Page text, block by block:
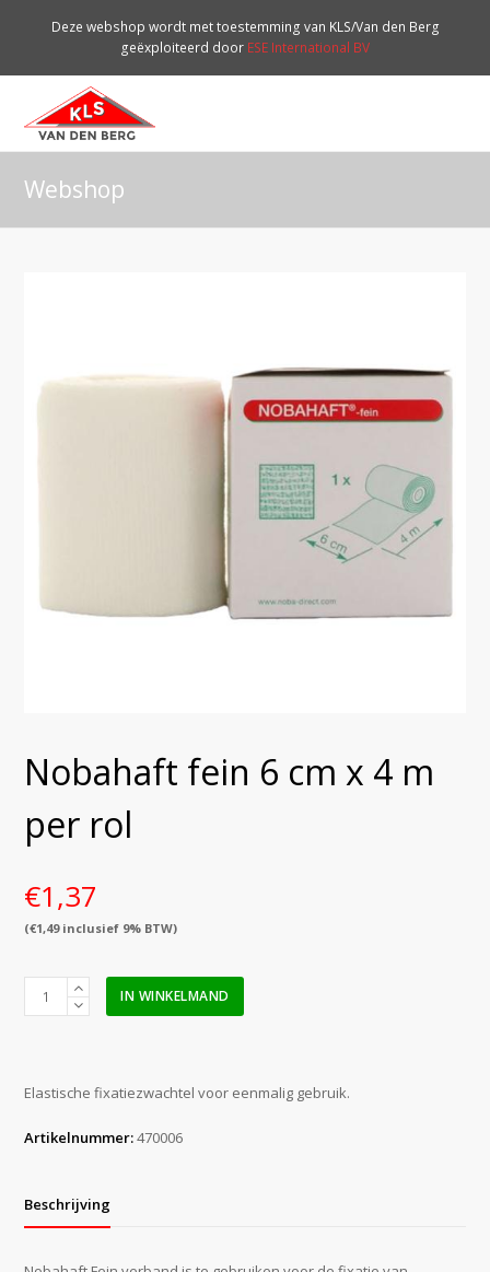
Deze webshop wordt met toestemming van KLS/Van den Berg
geëxploiteerd door ESE International BV
Webshop
Nobahaft fein 6 cm x 4 m
per rol
€1,37
(€1,49inclusief 9% BTW)
Nobahaft
4
per
IN WINKELMAND
Elastische fixatiezwachtel voor eenmalig gebruik.
Artikelnummer:470006
Beschrijving